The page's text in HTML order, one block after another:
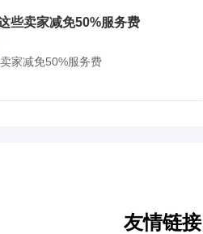
些卖家减免50%服务费
家减免50%服务费
友情链接